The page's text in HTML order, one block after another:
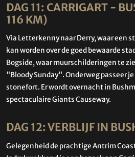
DAG 11: CARRIGART -
116 KM)
Via Letterkenny naar Derry, waar een
kan worden over de goed bewaarde
Bogside, waar muurschilderingen te
"Bloody Sunday". Onderweg passeer
stonefort. Er wordt overnacht in
spectaculaire Giants Causeway.
DAG 12: VERBLIJF IN
Gelegenheid de prachtige Antrim